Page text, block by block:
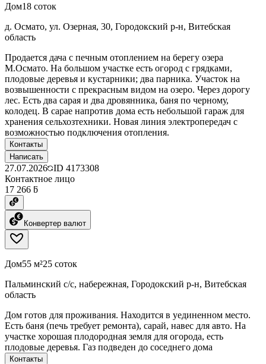
Дом18 соток
д. Осмато, ул. Озерная, 30, Городокский р-н, Витебская
область
Продается дача с печным отоплением на берегу озера
М.Осмато. На большом участке есть огород с грядками,
плодовые деревья и кустарники; два парника. Участок на
возвышенности с прекрасным видом на озеро. Через дорогу
лес. Есть два сарая и два дровянника, баня по черному,
колодец. В сарае напротив дома есть небольшой гараж для
хранения сельхозтехники. Новая линия электропередач с
возможностью подключения отопления.
Контакты
Написать
27.07.2026 ID 4173308
Контактное лицо
17 266 ƃ
Конвертер валют
Дом55 м²25 соток
Пальминский с/с, набережная, Городокский р-н, Витебская
область
Дом готов для проживания. Находится в уединенном место.
Есть баня (печь требует ремонта), сарай, навес для авто. На
участке хорошая плодородная земля для огорода, есть
плодовые деревья. Газ подведен до соседнего дома
Контакты